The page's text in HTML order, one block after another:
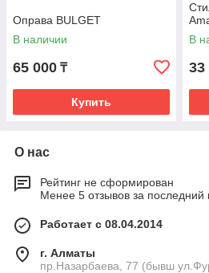
Оправа BULGET
В наличии
65 000 ₸
Купить
В
33
О нас
Рейтинг не сформирован
Менее 5 отзывов за последний
Работает с 08.04.2014
г. Алматы
пр.Назарбаева, 77 (бывш